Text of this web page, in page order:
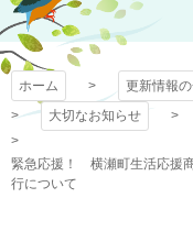
プ
ホーム 更新情報
大切なお知らせ
緊急応援！ 横瀬町生活応援
行について